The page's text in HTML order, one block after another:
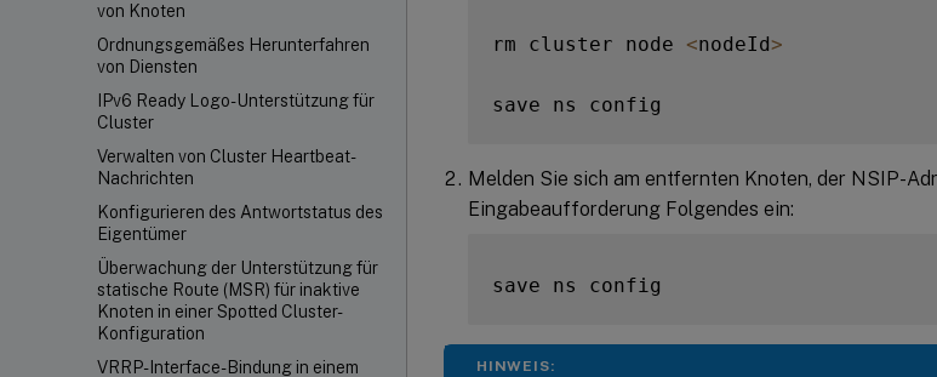
von Knoten
Ordnungsgemäßes Herunterfahren
von Diensten
IPv6 Ready Logo-Unterstützung für
Cluster
Verwalten von Cluster Heartbeat-
Nachrichten
Konfigurieren des Antwortstatus des
Eigentümer
Überwachung der Unterstützung für
statische Route (MSR) für inaktive
Knoten in einer Spotted Cluster-
Konfiguration
VRRP-Interface-Bindung in einem
rm cluster node <nodeId>
Melden Sie sich am entfernten Knoten, der NSIP-
Eingabeaufforderung Folgendes ein:
HINWEIS: